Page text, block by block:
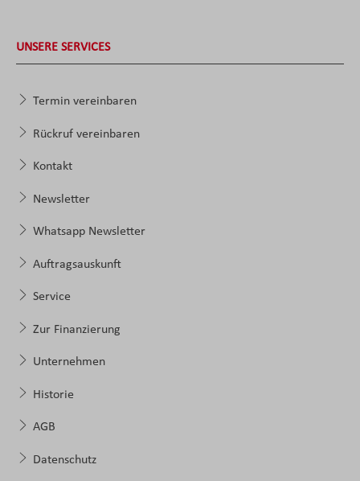
UNSERE SERVICES
Termin vereinbaren
Rückruf vereinbaren
Kontakt
Newsletter
Whatsapp Newsletter
Auftragsauskunft
Service
Zur Finanzierung
Unternehmen
Historie
AGB
Datenschutz